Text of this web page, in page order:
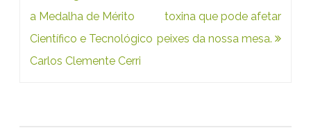
i
s
Post
a Medalha de Mérito
Científico e Tecnológico
Carlos Clemente Cerri
toxina que pode afetar
peixes da nossa mesa.